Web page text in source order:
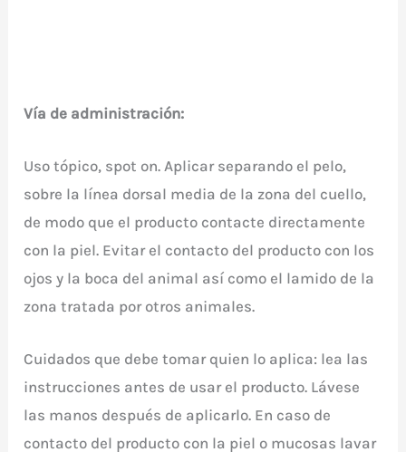
Vía de administración:
Uso tópico, spot on. Aplicar separando el pelo,
sobre la línea dorsal media de la zona del cuello,
de modo que el producto contacte directamente
con la piel. Evitar el contacto del producto con los
ojos y la boca del animal así como el lamido de la
zona tratada por otros animales.
Cuidados que debe tomar quien lo aplica: lea las
instrucciones antes de usar el producto. Lávese
las manos después de aplicarlo. En caso de
contacto del producto con la piel o mucosas lavar